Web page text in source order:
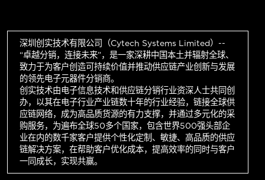
深圳创实技术有限公司（Cytech Systems Limited）--
“卓越分销，连接未来”，是一家深耕中国本土并辐射全球、
致力于为客户创造可持续价值并推动供应链产业创新与发展
的领先电子元器件分销商。
创实技术由电子信息技术和供应链分销行业资深人士共同创
办，以其在电子行业产业链数十年的行业经验，链接全球供
应链网络，成为高品质货源的有力支撑，并通过多元化的采
购服务，为遍布全球50多个国家，包含世界500强头部企
业在内的数千家客户提供个性化定制、敏捷、高品质的供应
链解决方案，在帮助客户优化成本，提高效率的同时与客户
一同成长，实现共赢。